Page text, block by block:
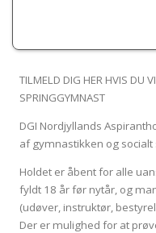
TILMELD DIG HER HVIS DU
SPRINGGYMNAST
DGI Nordjyllands
af gymnastikken og
Holdet er åbent for alle
fyldt 18 år før nytår, og
(udøver, instruktør,
Der er mulighed for at